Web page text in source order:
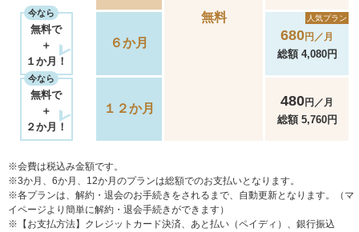
無料
今なら
無料で
＋
１か月！
６か月
人気プラン
680円／月
総額 4,080円
今なら
無料で
＋
２か月！
１２か月 480円／月
総額 5,760円
※会費は税込み金額です。
※3か月、6か月、12か月のプランは総額でのお支払いとなります。
※各プランは、解約・退会のお手続きをされるまで、自動更新となります。（マ
イページより簡単に解約・退会手続きができます）
※【お支払方法】クレジットカード決済、あと払い（ペイディ）、銀行振込